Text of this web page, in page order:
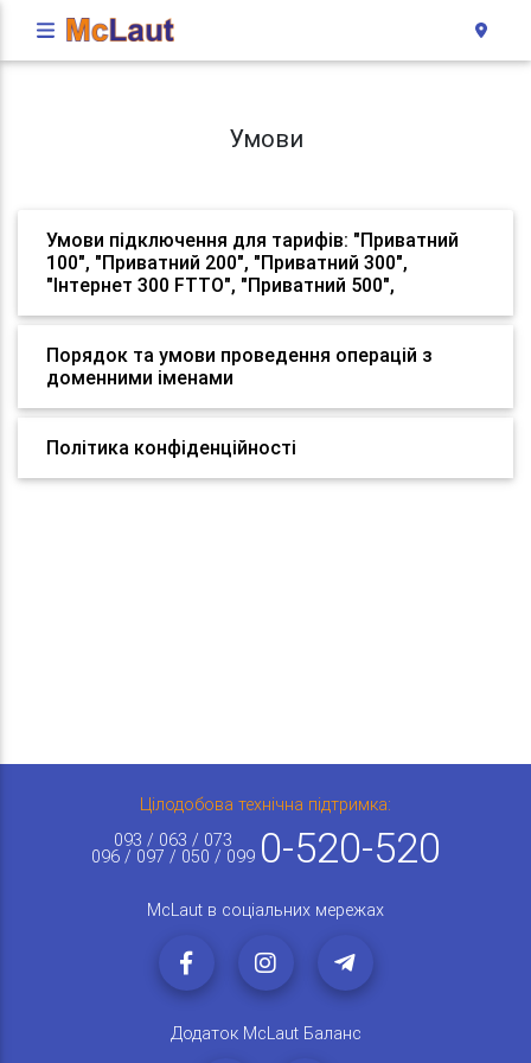
Умови
Умови підключення для тарифів: "Приватний
100", "Приватний 200", "Приватний 300",
"Інтернет 300 FTTO", "Приватний 500",
Порядок та умови проведення операцій з
доменними іменами
Політика конфіденційності
Цілодобова технічна підтримка:
093 / 063 / 073
096 / 097 / 050 / 099 0-520-520
McLaut в соціальних мережах
Додаток McLaut Баланс